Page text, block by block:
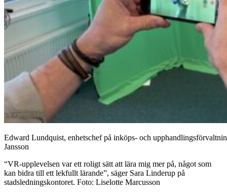
Edward Lundquist, enhetschef på inköps- och
Jansson
“VR-upplevelsen var ett roligt sätt att lära mig mer på, något som
kan bidra till ett lekfullt lärande”, säger Sara Linderup på
stadsledningskontoret. Foto: Liselotte Marcusson